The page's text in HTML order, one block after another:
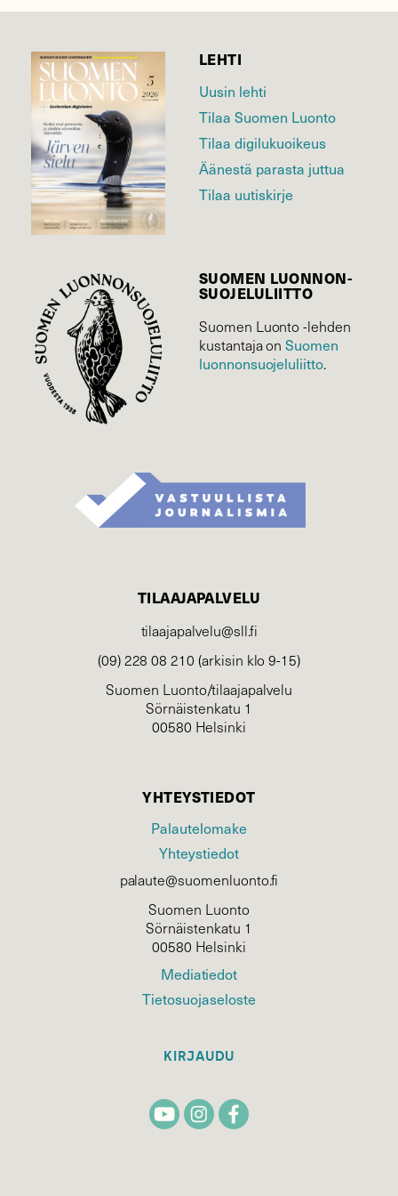
LEHTI
Uusin lehti
Tilaa Suomen Luonto
Tilaa digilukuoikeus
Äänestä parasta juttua
Tilaa uutiskirje
SUOMEN LUONNON­
SUOJELU­LIITTO
Suomen Luonto -lehden
kustantaja onSuomen
luonnonsuojelu­liitto.
TILAAJAPALVELU
tilaajapalvelu@sll.fi
(09) 228 08 210 (arkisin klo 9-15)
Suomen Luonto/tilaajapalvelu
Sörnäistenkatu 1
00580 Helsinki
YHTEYSTIEDOT
Palautelomake
Yhteystiedot
palaute@suomenluonto.fi
Suomen Luonto
Sörnäistenkatu 1
00580 Helsinki
Mediatiedot
Tietosuojaseloste
KIRJAUDU